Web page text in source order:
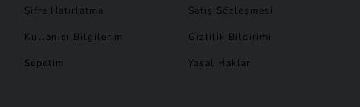
Şifre Hatırlatma
Kullanıcı Bilgilerim
Sepetim
Satış Sözleşmesi
Gizlilik Bildirimi
Yasal Haklar